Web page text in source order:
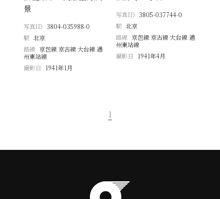
景
写真ID 3804-035988-0
駅 北京
路線 京包線 京古線 大台線 通
州東站線
撮影日
1941年1月
写真ID 3805-037744-0
駅 北京
路線 京包線 京古線 大台線 通
州東站線
撮影日
1941年4月
1